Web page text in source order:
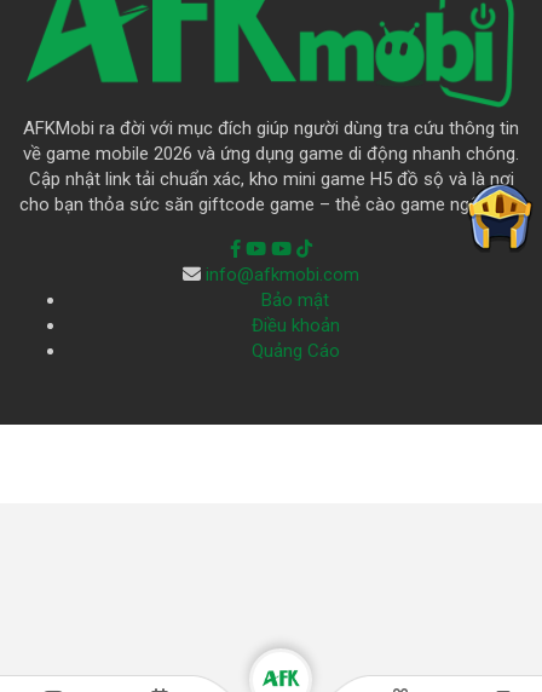
AFKMobi ra đời với mục đích giúp người dùng tra cứu thông tin
về game mobile 2026 và ứng dụng game di động nhanh chóng.
Cập nhật link tải chuẩn xác, kho mini game H5 đồ sộ và là nơi
cho bạn thỏa sức săn giftcode game – thẻ cào game ngập trời.
info@afkmobi.com
Bảo mật
Điều khoản
Quảng Cáo